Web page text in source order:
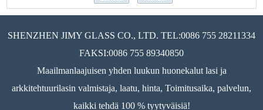
SHENZHEN JIMY GLASS CO., LTD. TEL:0086 755 28211334
FAKSI:0086 755 89340850
Maailmanlaajuisen yhden luukun huonekalut lasi ja
arkkitehtuurilasin valmistaja, laatu, hinta, Toimitusaika, palvelun,
kaikki tehdä 100 % tyytyväisiä!